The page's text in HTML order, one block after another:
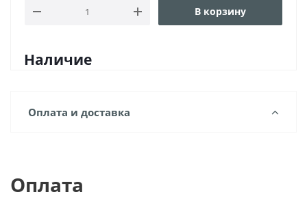
В корзину
Наличие
Оплата и доставка
Оплата